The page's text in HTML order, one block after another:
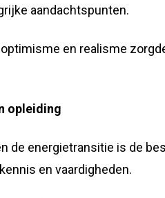
aandachtspunten.
en realisme
opleiding
de energietransitie is de
en vaardigheden.